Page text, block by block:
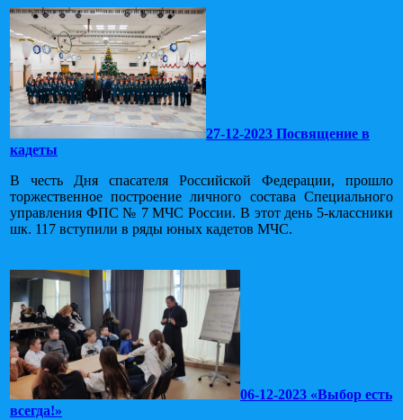
27-12-2023 Посвящение в
кадеты
В честь Дня спасателя Российской Федерации, прошло
торжественное построение личного состава Специального
управления ФПС № 7 МЧС России. В этот день 5-классники
шк. 117 вступили в ряды юных кадетов МЧС.
06-12-2023 «Выбор есть
всегда!»